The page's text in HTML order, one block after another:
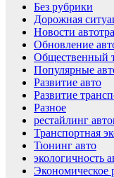
Без рубрики
Дорожная
Новости
Обновление
Общественный
Популярные
Развитие авто
Развитие
Разное
рестайлинг
Транспортная
Тюнинг авто
экологичность
Экономическое